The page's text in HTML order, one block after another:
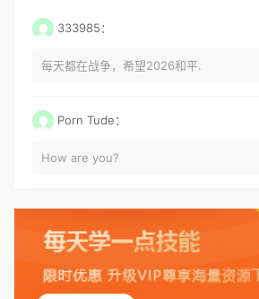
333985：
每天都在战争，希望2026和平.
Porn Tude：
How are you?